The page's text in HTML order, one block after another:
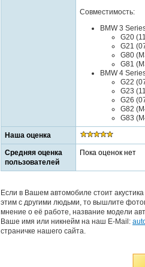
Совместимость:
BMW 3
G20
G21
G80
G81
BMW 4
G22
G23
G26
G82
G83
Наша оценка
Средняя оценка
пользователей
Пока оценок нет
Если в Вашем автомобиле стоит
этим с другими людьми, то вышлите
мнение о её работе, название модели
Ваше имя или никнейм на наш E-Mail:
страничке нашего сайта.